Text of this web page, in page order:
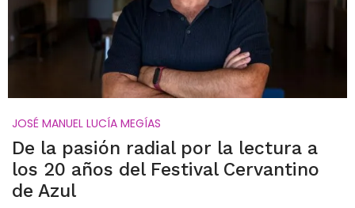
JOSÉ MANUEL LUCÍA MEGÍAS
De la pasión radial por la lectura a
los 20 años del Festival Cervantino
de Azul